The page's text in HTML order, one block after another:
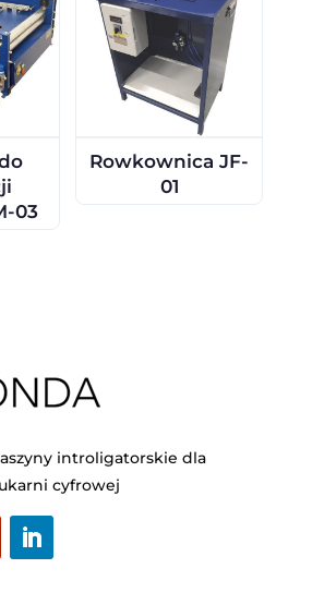
03
Rowkownica JF-
01
introligatorskie dla
cyfrowej